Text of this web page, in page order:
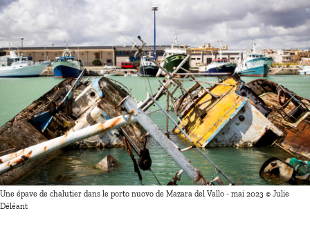
Une épave de chalutier dans le porto nuovo de Mazara del Vallo - mai 2023 © Julie
Déléant